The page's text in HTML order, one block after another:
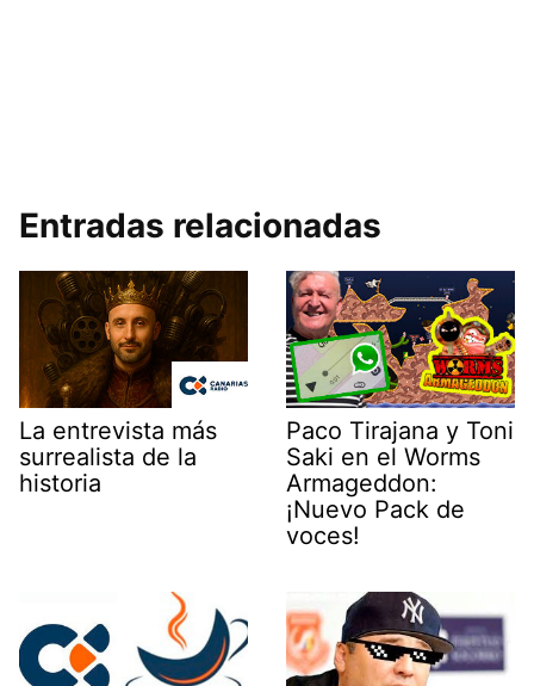
Entradas relacionadas
La entrevista más
surrealista de la
historia
Paco Tirajana y Toni
Saki en el Worms
Armageddon:
¡Nuevo Pack de
voces!